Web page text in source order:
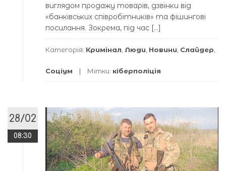
виглядом продажу товарів, дзвінки від
«банківських співробітників» та фішингові
посилання. Зокрема, під час […]
Категорія: Кримінал Люди Новини Слайдер
Соціум Мітки: кіберполіція
28/02
08:30